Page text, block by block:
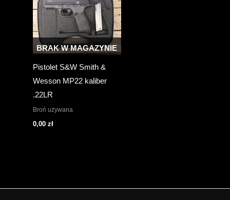
BRAK W MAGAZYNIE
Pistolet S&W Smith &
Wesson MP22 kaliber
.22LR
Broń używana
0,00 zł